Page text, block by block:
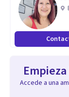
Accede a una